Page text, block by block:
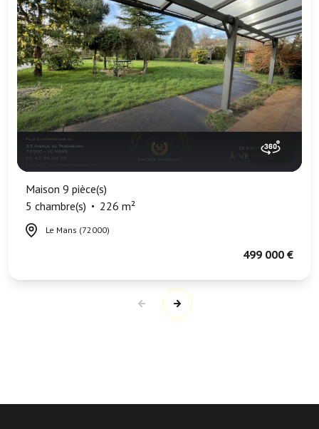
Maison 9 pièce(s)
5 chambre(s)
226 m²
Le Mans (72000)
499 000 €